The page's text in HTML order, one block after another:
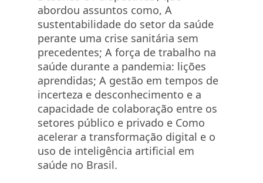
abordou assuntos como, A
sustentabilidade do setor da saúde
perante uma crise sanitária sem
precedentes; A força de trabalho na
saúde durante a pandemia: lições
aprendidas; A gestão em tempos de
incerteza e desconhecimento e a
capacidade de colaboração entre os
setores público e privado e Como
acelerar a transformação digital e o
uso de inteligência artificial em
saúde no Brasil.